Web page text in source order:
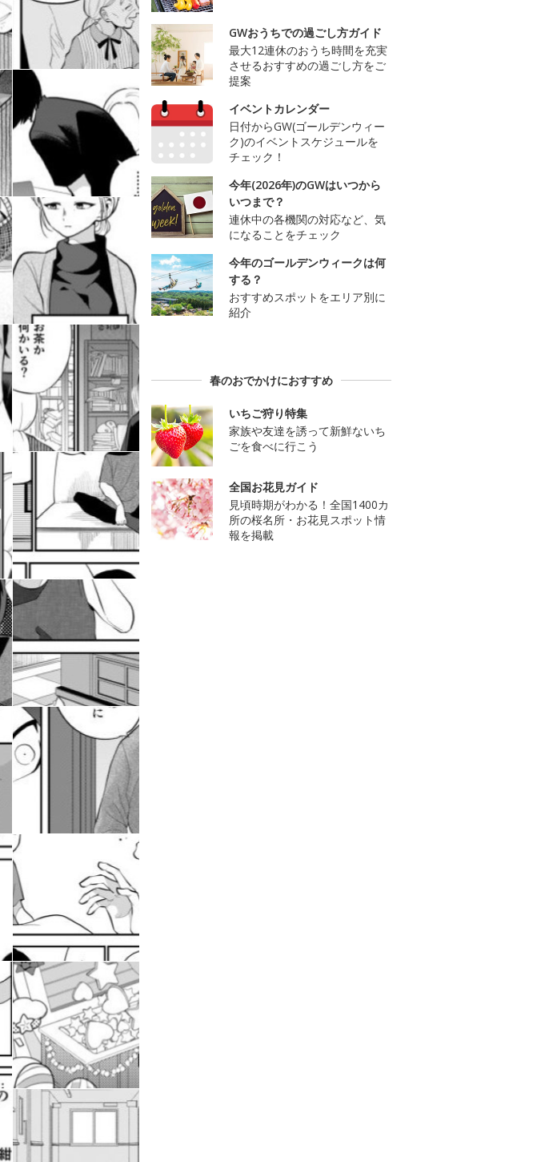
GWおうちでの過ごし方ガイド
最大12連休のおうち時間を充実
させるおすすめの過ごし方をご
提案
イベントカレンダー
日付からGW(ゴールデンウィー
ク)のイベントスケジュールを
チェック！
今年(2026年)のGWはいつから
いつまで？
連休中の各機関の対応など、気
になることをチェック
今年のゴールデンウィークは何
する？
おすすめスポットをエリア別に
紹介
春のおでかけにおすすめ
いちご狩り特集
家族や友達を誘って新鮮ないち
ごを食べに行こう
全国お花見ガイド
見頃時期がわかる！全国1400カ
所の桜名所・お花見スポット情
報を掲載